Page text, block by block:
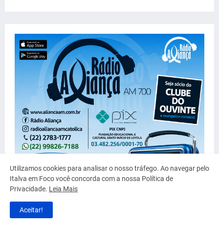
Utilizamos cookies para analisar o nosso tráfego. Ao navegar pelo
Italva em Foco você concorda com a nossa Política de
Privacidade. Leia Mais
Aceitar!